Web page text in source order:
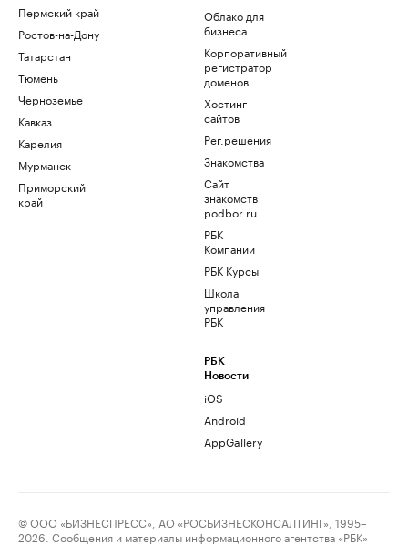
Пермский край
Ростов-на-Дону
Татарстан
Тюмень
Черноземье
Кавказ
Карелия
Мурманск
Приморский
край
Облако для
бизнеса
Корпоративный
регистратор
доменов
Хостинг
сайтов
Рег.решения
Знакомства
Сайт
знакомств
podbor.ru
РБК
Компании
РБК Курсы
Школа
управления
РБК
РБК
Новости
iOS
Android
AppGallery
© ООО «БИЗНЕСПРЕСС», АО «РОСБИЗНЕСКОНСАЛТИНГ», 1995–
2026. Сообщения и материалы информационного агентства «РБК»